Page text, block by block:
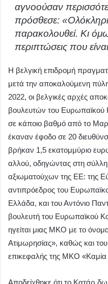
αγνοούσαν
πρόσθεσε:
παρακολουθεί. Κι
περιπτώσεις που
Η βελγική επιδρομή
μετά την αποκαλούμενη
2022, οι βελγικές αρχές
βουλευτών του Ευρωπαϊκού
σε κάποιο βαθμό από το
έκαναν έφοδο σε 20
βρήκαν 1,5 εκατομμύριο
αλλού, οδηγώντας στη
αξιωματούχων της ΕΕ: της
αντιπρόεδρος του
Ελλάδα, και του Αντόνιο
βουλευτή του Ευρωπαϊκού
ηγείται μιας ΜΚΟ με το
Ατιμωρησίας», καθώς και
επικεφαλής της ΜΚΟ «Καμία